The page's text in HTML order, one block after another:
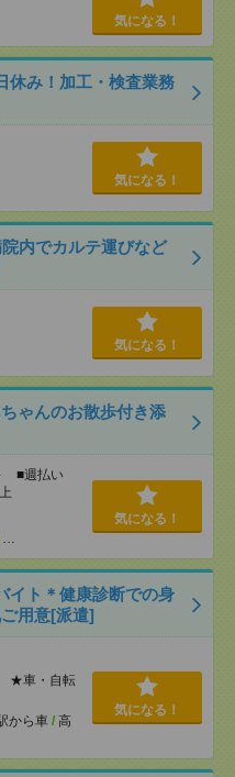
気になる！
休み！加工・検査業務
気になる！
内でカルテ運びなど
気になる！
ゃんのお散歩付き添
■週払い
…
気になる！
イト＊健康診断での身
用意[派遣]
★車・自転
から車 / 高
気になる！